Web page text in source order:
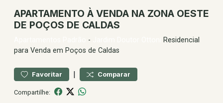
APARTAMENTO À VENDA NA ZONA OESTE
DE POÇOS DE CALDAS
-
Residencial
para Venda em Poços de Caldas
Favoritar | Comparar
Compartilhe: